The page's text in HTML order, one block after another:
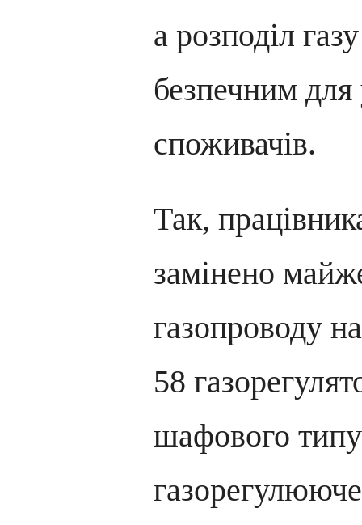
а розподіл
безпечним для
споживачів.
Так,
замінено
газопроводу
58
шафового